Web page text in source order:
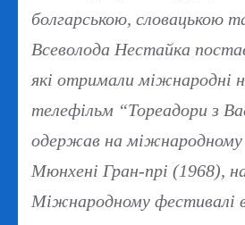
болгарською, словацькою
Всеволода Нестайка
які отримали міжнародні
телефільм “Тореадори з
одержав на міжнародному
Мюнхені Гран-прі (1968),
Міжнародному фестивалі в